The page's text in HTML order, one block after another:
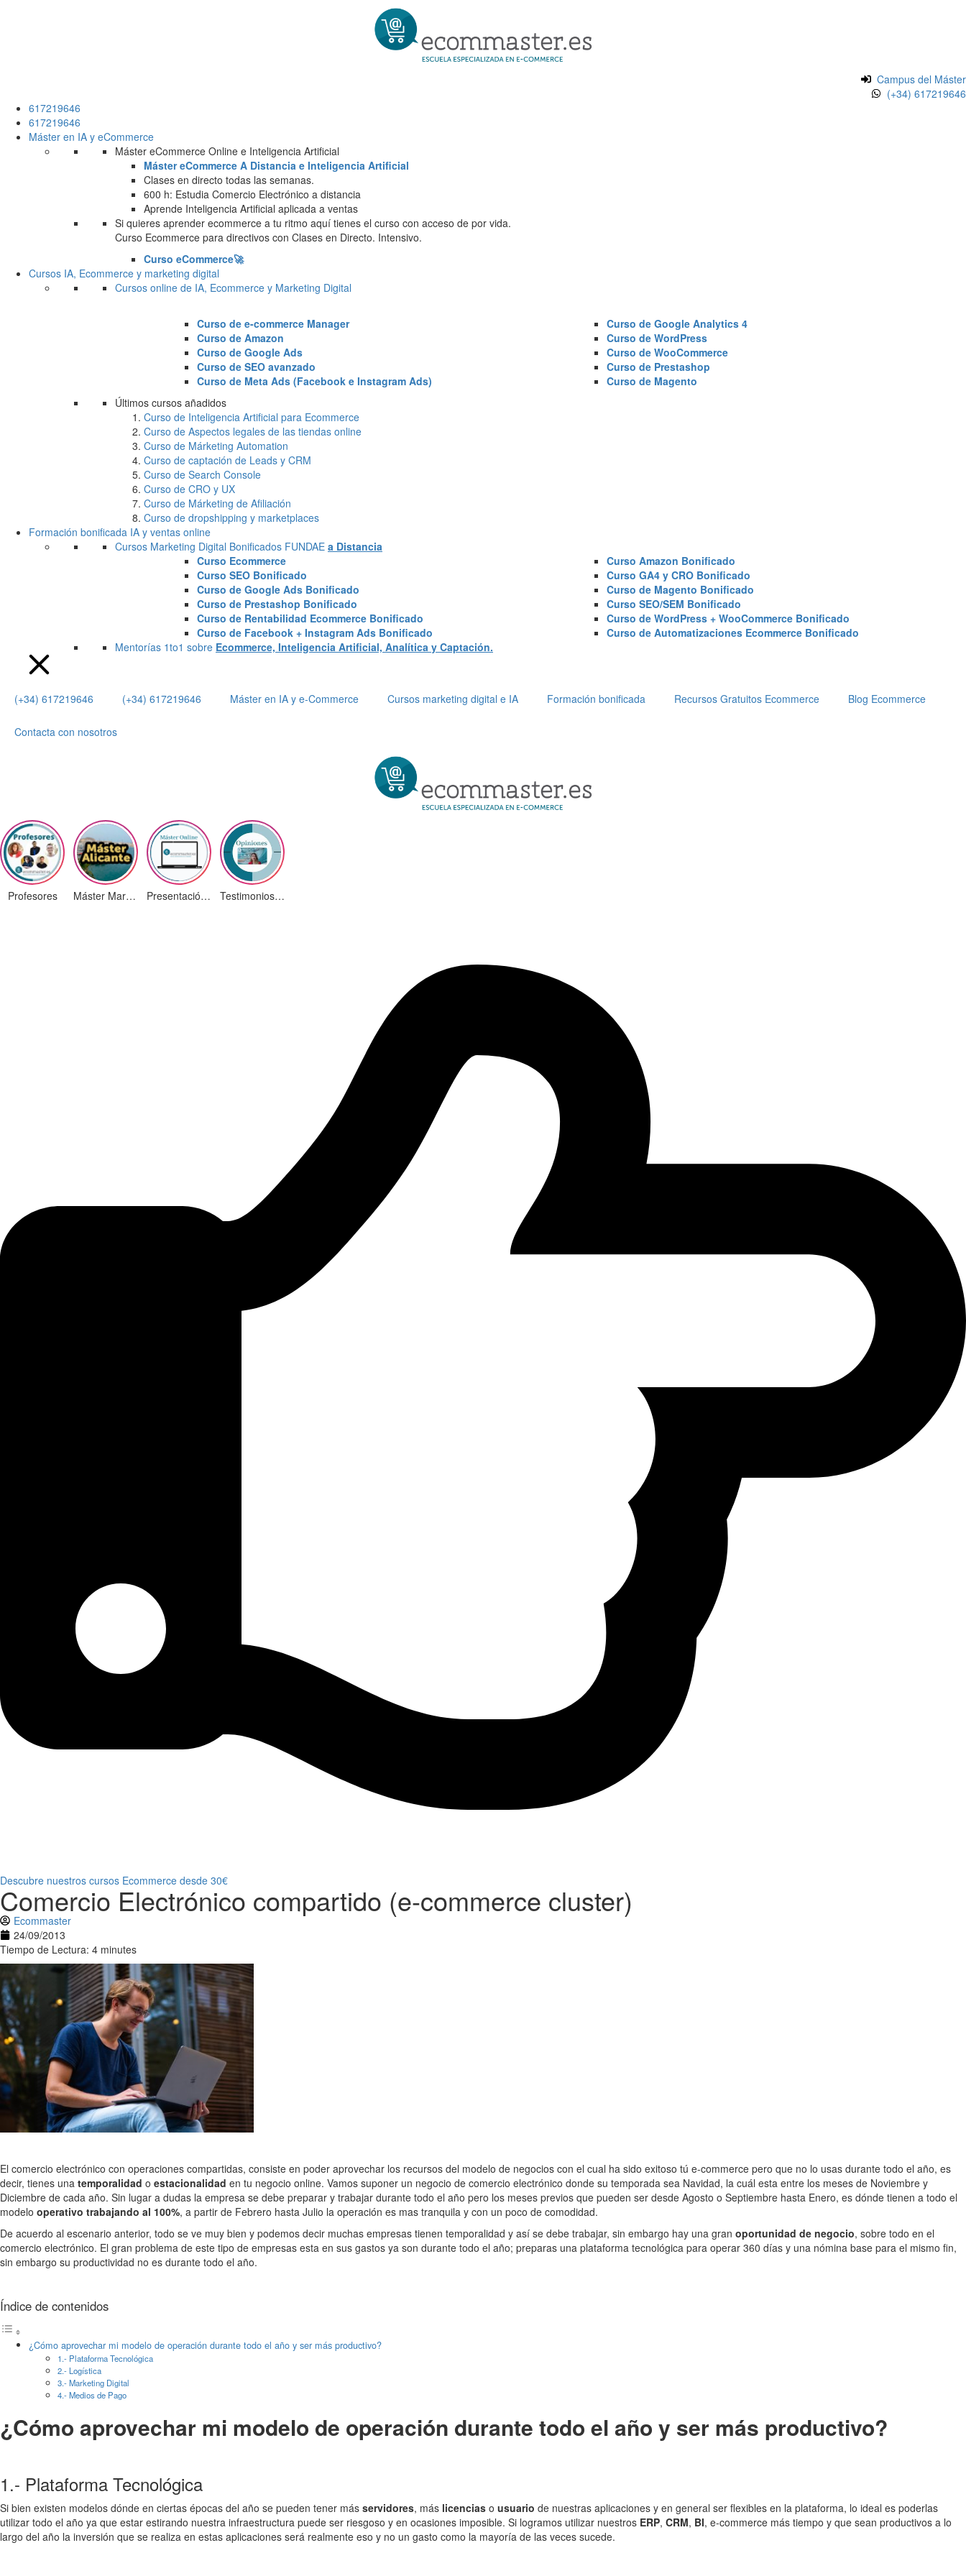
Campus del Máster
(+34) 617219646
617219646
617219646
Máster en IA y eCommerce
Máster eCommerce Online e Inteligencia Artificial
Máster eCommerce A Distancia e Inteligencia Artificial
Clases en directo todas las semanas.
600 h: Estudia Comercio Electrónico a distancia
Aprende Inteligencia Artificial aplicada a ventas
Si quieres aprender ecommerce a tu ritmo aquí tienes el curso con acceso de por vida.
Curso Ecommerce para directivos con Clases en Directo. Intensivo.
Curso eCommerce🚀
Cursos IA, Ecommerce y marketing digital
Cursos online de IA, Ecommerce y Marketing Digital
Curso de e-commerce Manager
Curso de Amazon
Curso de Google Ads
Curso de SEO avanzado
Curso de Meta Ads (Facebook e Instagram Ads)
Curso de Google Analytics 4
Curso de WordPress
Curso de WooCommerce
Curso de Prestashop
Curso de Magento
Últimos cursos añadidos
Curso de Inteligencia Artificial para Ecommerce
Curso de Aspectos legales de las tiendas online
Curso de Márketing Automation
Curso de captación de Leads y CRM
Curso de Search Console
Curso de CRO y UX
Curso de Márketing de Afiliación
Curso de dropshipping y marketplaces
Formación bonificada IA y ventas online
Cursos Marketing Digital Bonificados FUNDAE a Distancia
Curso Ecommerce
Curso SEO Bonificado
Curso de Google Ads Bonificado
Curso de Prestashop Bonificado
Curso de Rentabilidad Ecommerce Bonificado
Curso de Facebook + Instagram Ads Bonificado
Curso Amazon Bonificado
Curso GA4 y CRO Bonificado
Curso de Magento Bonificado
Curso SEO/SEM Bonificado
Curso de WordPress + WooCommerce Bonificado
Curso de Automatizaciones Ecommerce Bonificado
Mentorías 1to1 sobre Ecommerce, Inteligencia Artificial, Analítica y Captación.
(+34) 617219646 (+34) 617219646 Máster en IA y e-Commerce Cursos marketing digital e IA Formación bonificada Recursos Gratuitos Ecommerce Blog Ecommerce
Contacta con nosotros
Profesores Máster Marketing Digital en Alicante Presentación ¡Nuevas Ediciones! Testimonios Alumnos
Descubre nuestros cursos Ecommerce desde 30€
Comercio Electrónico compartido (e-commerce cluster)
Ecommaster
24/09/2013
Tiempo de Lectura: 4 minutes
El comercio electrónico con operaciones compartidas, consiste en poder aprovechar los recursos del modelo de negocios con el cual ha sido exitoso tú e-commerce pero que no lo usas durante todo el año, es
decir, tienes una temporalidad o estacionalidad en tu negocio online. Vamos suponer un negocio de comercio electrónico donde su temporada sea Navidad, la cuál esta entre los meses de Noviembre y
Diciembre de cada año. Sin lugar a dudas la empresa se debe preparar y trabajar durante todo el año pero los meses previos que pueden ser desde Agosto o Septiembre hasta Enero, es dónde tienen a todo el
modelo operativo trabajando al 100%, a partir de Febrero hasta Julio la operación es mas tranquila y con un poco de comodidad.
De acuerdo al escenario anterior, todo se ve muy bien y podemos decir muchas empresas tienen temporalidad y así se debe trabajar, sin embargo hay una gran oportunidad de negocio, sobre todo en el
comercio electrónico. El gran problema de este tipo de empresas esta en sus gastos ya son durante todo el año; preparas una plataforma tecnológica para operar 360 días y una nómina base para el mismo fin,
sin embargo su productividad no es durante todo el año.
Índice de contenidos
¿Cómo aprovechar mi modelo de operación durante todo el año y ser más productivo?
1.- Plataforma Tecnológica
2.- Logística
3.- Marketing Digital
4.- Medios de Pago
¿Cómo aprovechar mi modelo de operación durante todo el año y ser más productivo?
1.- Plataforma Tecnológica
Si bien existen modelos dónde en ciertas épocas del año se pueden tener más servidores, más licencias o usuario de nuestras aplicaciones y en general ser flexibles en la plataforma, lo ideal es poderlas
utilizar todo el año ya que estar estirando nuestra infraestructura puede ser riesgoso y en ocasiones imposible. Si logramos utilizar nuestros ERP, CRM, BI, e-commerce más tiempo y que sean productivos a lo
largo del año la inversión que se realiza en estas aplicaciones será realmente eso y no un gasto como la mayoría de las veces sucede.